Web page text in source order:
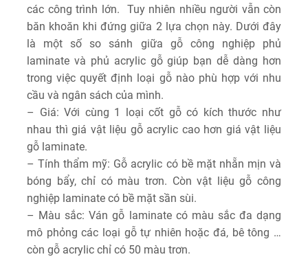
các công trình lớn. Tuy nhiên nhiều người vẫn còn
băn khoăn khi đứng giữa 2 lựa chọn này. Dưới đây
là một số so sánh giữa gỗ công nghiệp phủ
laminate và phủ acrylic gỗ giúp bạn dễ dàng hơn
trong việc quyết định loại gỗ nào phù hợp với nhu
cầu và ngân sách của mình.
– Giá: Với cùng 1 loại cốt gỗ có kích thước như
nhau thì giá vật liệu gỗ acrylic cao hơn giá vật liệu
gỗ laminate.
– Tính thẩm mỹ: Gỗ acrylic có bề mặt nhẵn mịn và
bóng bẩy, chỉ có màu trơn. Còn vật liệu gỗ công
nghiệp laminate có bề mặt sần sùi.
– Màu sắc: Ván gỗ laminate có màu sắc đa dạng
mô phỏng các loại gỗ tự nhiên hoặc đá, bê tông …
còn gỗ acrylic chỉ có 50 màu trơn.